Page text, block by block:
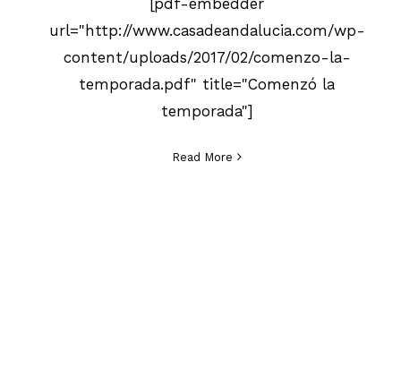
url="http://www.casadeandalucia.com/wp-
content/uploads/2017/02/comenzo-la-
temporada.pdf" title="Comenzó la
temporada"]
Read More